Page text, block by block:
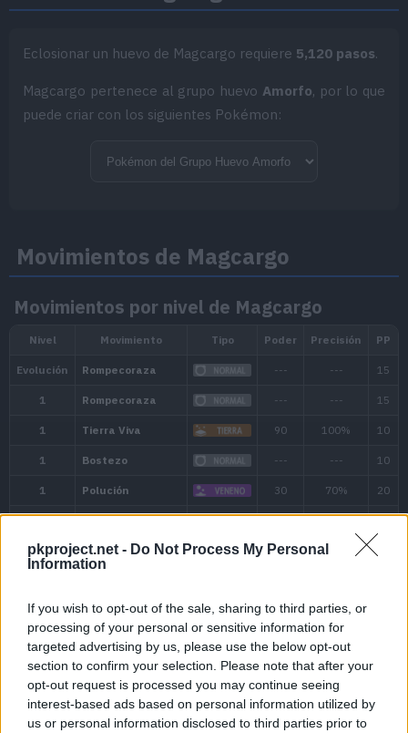
pkproject.net - Do Not Process My Personal
Information
If you wish to opt-out of the sale, sharing to third parties, or
processing of your personal or sensitive information for
targeted advertising by us, please use the below opt-out
section to confirm your selection. Please note that after your
opt-out request is processed you may continue seeing
interest-based ads based on personal information utilized by
us or personal information disclosed to third parties prior to
Diamante Brillante
Magma/Llama,Cueva
Caldarena
Perla Reluciente
Magma/Llama
Caldarena
Entrenadores
Ver entrenadores
Eclosionar un huevo de Magcargo requiere 5,120 pasos.
Magcargo pertenece al grupo huevo Amorfo, por lo que
puede criar con los siguientes Pokémon:
Movimientos de Magcargo
Movimientos por nivel de Magcargo